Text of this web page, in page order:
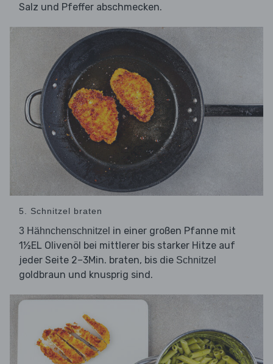
Salz und Pfeffer abschmecken.
5. Schnitzel braten
3 Hähnchenschnitzel in einer großen Pfanne mit
1½EL Olivenöl bei mittlerer bis starker Hitze auf
jeder Seite 2–3Min. braten, bis die Schnitzel
goldbraun und knusprig sind.